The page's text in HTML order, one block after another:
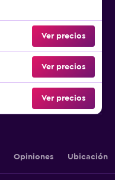
Ver precios
Ver precios
Ver precios
Opiniones Ubicación